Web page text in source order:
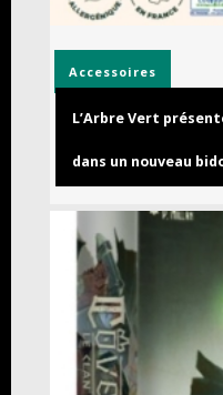
Accessoires
L’Arbre Vert
dans un nouveau